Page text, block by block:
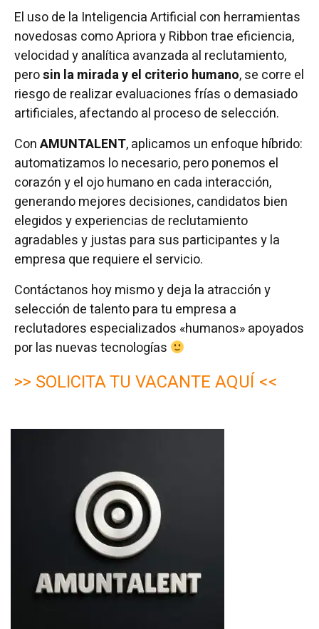
El uso de la Inteligencia Artificial con herramientas
novedosas como Apriora y Ribbon trae eficiencia,
velocidad y analítica avanzada al reclutamiento,
perosin la mirada y el criterio humano, se corre el
riesgo de realizar evaluaciones frías o demasiado
artificiales, afectando al proceso de selección.
ConAMUNTALENT, aplicamos un enfoque híbrido:
automatizamos lo necesario, pero ponemos el
corazón y el ojo humano en cada interacción,
generando mejores decisiones, candidatos bien
elegidos y experiencias de reclutamiento
agradables y justas para sus participantes y la
empresa que requiere el servicio.
Contáctanos hoy mismo y deja la atracción y
selección de talento para tu empresa a
reclutadores especializados «humanos» apoyados
por las nuevas tecnologías
>> SOLICITA TU VACANTE AQUÍ <<